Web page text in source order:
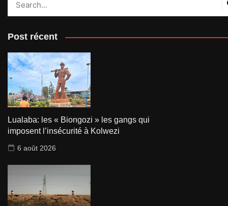
Post récent
Lualaba: les « Biongozi » les gangs qui
imposent l’insécurité à Kolwezi
6 août 2026